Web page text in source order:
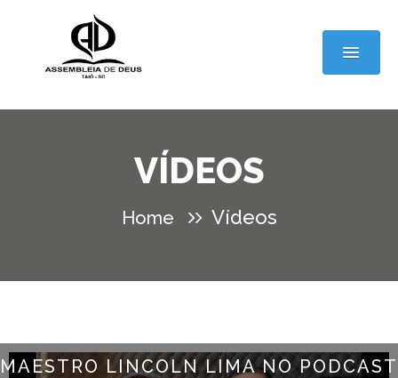
VÍDEOS
Home Vídeos
MAESTRO LINCOLN LIMA NO PODCAST